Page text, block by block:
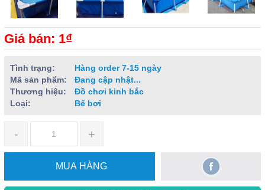
Giá bán: 1₫
Tình trạng:
Hàng order 7-15 ngày
Mã sản phẩm:
Đang cập nhật...
Thương hiệu:
Đồ chơi kinh bắc
Loại:
Bể bơi
- +
MUA HÀNG